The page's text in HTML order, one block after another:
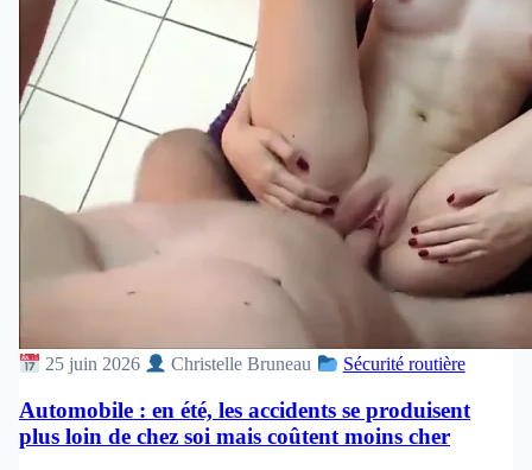
25 juin 2026 Christelle Bruneau Sécurité routière
Automobile : en été, les accidents se produisent
plus loin de chez soi mais coûtent moins cher